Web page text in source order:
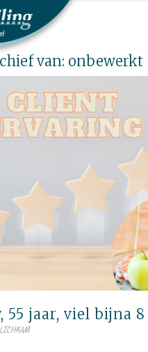
van: onbewerkt
55 jaar, viel bijna
LICHAAM